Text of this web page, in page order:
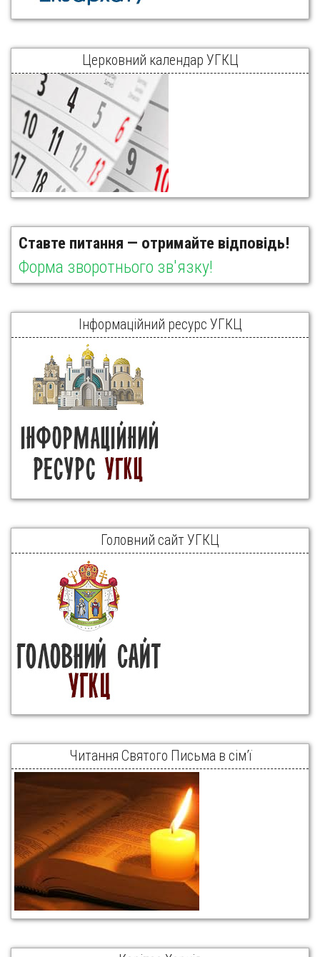
Церковний календар УГКЦ
Ставте питання — отримайте відповідь!
Форма зворотнього зв'язку!
Інформаційний ресурс УГКЦ
Головний сайт УГКЦ
Читання Святого Письма в сім’ї